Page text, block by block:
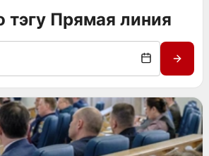
тэгу Прямая линия